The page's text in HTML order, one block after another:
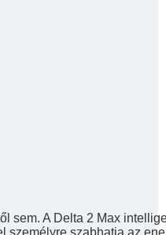
sem. A Delta 2 Max